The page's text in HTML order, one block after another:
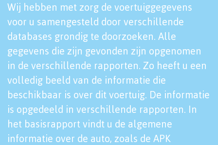
Wij hebben met zorg de voertuiggegevens
voor u samengesteld door verschillende
databases grondig te doorzoeken. Alle
gegevens die zijn gevonden zijn opgenomen
in de verschillende rapporten. Zo heeft u een
volledig beeld van de informatie die
beschikbaar is over dit voertuig. De informatie
is opgedeeld in verschillende rapporten. In
het basisrapport vindt u de algemene
informatie over de auto, zoals de APK